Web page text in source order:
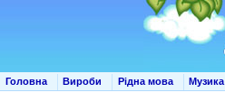
Головна Вироби Рідна мова Музика